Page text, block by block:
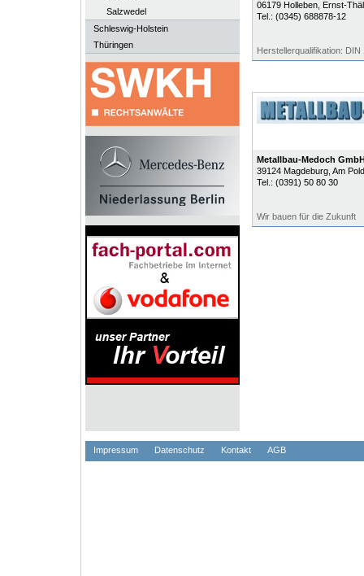
Salzwedel
Schleswig-Holstein
Thüringen
06179 Holleben, Ernst-
Tel.: (0345) 688878-12
Herstellerqualifikation:
Metallbau-Medoch
39124 Magdeburg, Am
Tel.: (0391) 50 80 30
Wir bauen für die Zukunft
Impressum Datenschutz Kontakt AGB